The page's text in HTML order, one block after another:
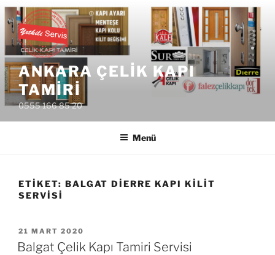
İçeriğe
geç
ANKARA ÇELIK KAPI
TAMIRI
0555 166 85 20
Menü
ETIKET: BALGAT DIERRE KAPI KILIT
SERVISI
YAYIM
TARIHI
21 MART 2020
Balgat Çelik Kapı Tamiri Servisi